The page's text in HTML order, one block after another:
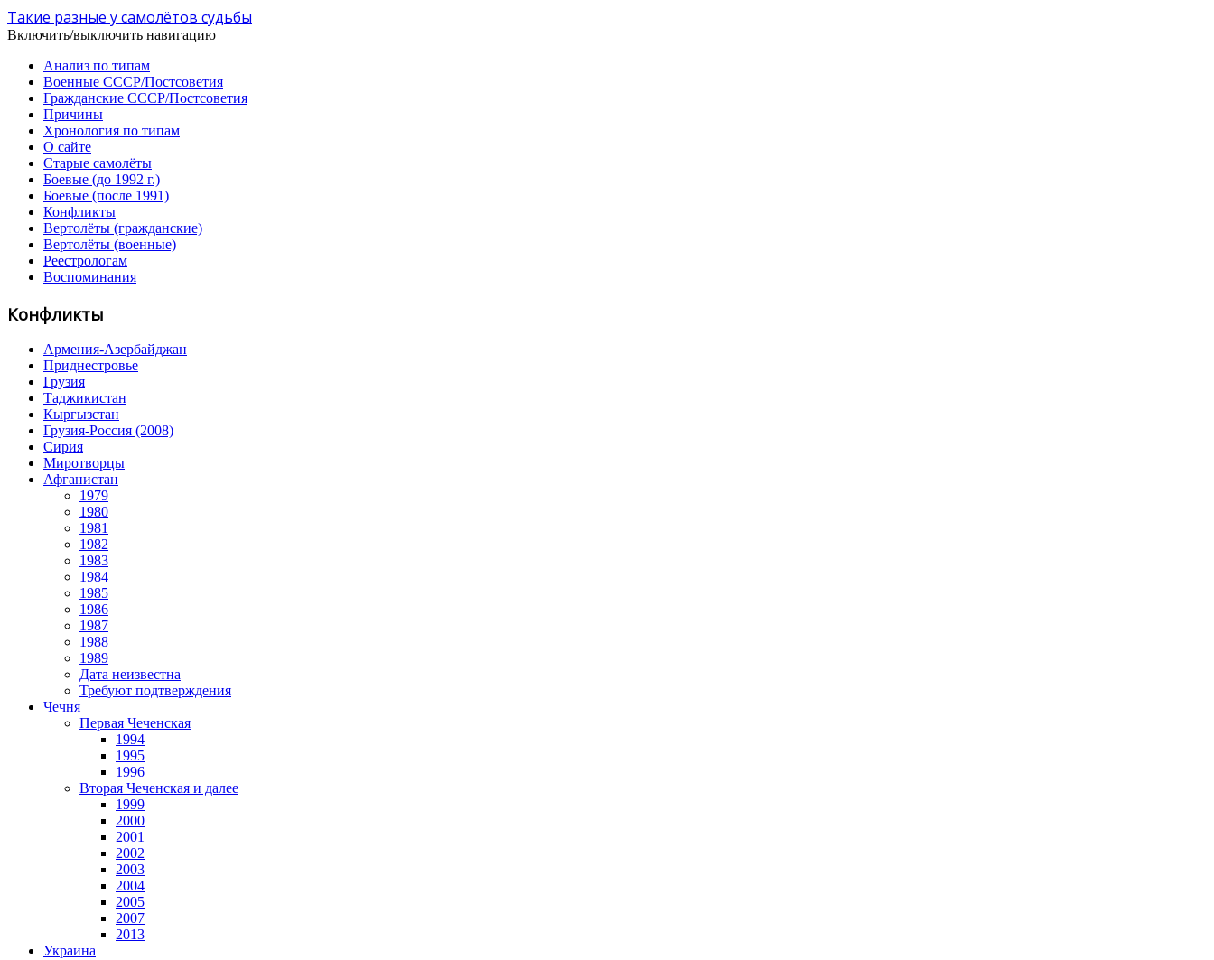
Такие разные у самолётов судьбы
Включить/выключить навигацию
Анализ по типам
Военные СССР/Постсоветия
Гражданские СССР/Постсоветия
Причины
Хронология по типам
О сайте
Старые самолёты
Боевые (до 1992 г.)
Боевые (после 1991)
Конфликты
Вертолёты (гражданские)
Вертолёты (военные)
Реестрологам
Воспоминания
Конфликты
Армения-Азербайджан
Приднестровье
Грузия
Таджикистан
Кыргызстан
Грузия-Россия (2008)
Сирия
Миротворцы
Афганистан
1979
1980
1981
1982
1983
1984
1985
1986
1987
1988
1989
Дата неизвестна
Требуют подтверждения
Чечня
Первая Чеченская
1994
1995
1996
Вторая Чеченская и далее
1999
2000
2001
2002
2003
2004
2005
2007
2013
Украина